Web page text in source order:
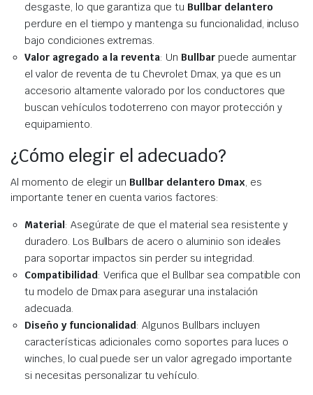
desgaste, lo que garantiza que tu Bullbar delantero
perdure en el tiempo y mantenga su funcionalidad, incluso
bajo condiciones extremas.
Valor agregado a la reventa: Un Bullbar puede aumentar
el valor de reventa de tu Chevrolet Dmax, ya que es un
accesorio altamente valorado por los conductores que
buscan vehículos todoterreno con mayor protección y
equipamiento.
¿Cómo elegir el adecuado?
Al momento de elegir un Bullbar delantero Dmax, es
importante tener en cuenta varios factores:
Material : Asegúrate de que el material sea resistente y
duradero. Los Bullbars de acero o aluminio son ideales
para soportar impactos sin perder su integridad.
Compatibilidad: Verifica que el Bullbar sea compatible con
tu modelo de Dmax para asegurar una instalación
adecuada.
Diseño y funcionalidad: Algunos Bullbars incluyen
características adicionales como soportes para luces o
winches, lo cual puede ser un valor agregado importante
si necesitas personalizar tu vehículo.